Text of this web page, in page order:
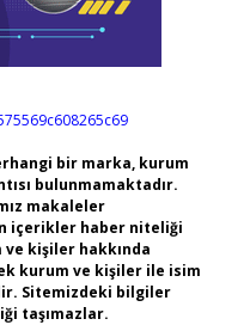
bir marka, kurum
bulunmamaktadır.
makaleler
içerikler haber niteliği
kişiler hakkında
kurum ve kişiler ile isim
Sitemizdeki bilgiler
taşımazlar.